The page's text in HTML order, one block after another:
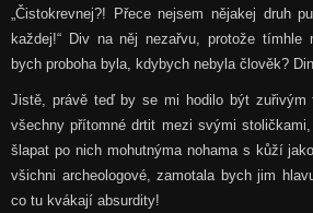
„Čistokrevnej?! Přece nejsem nějakej druh
každej!“ Div na něj nezařvu, protože tímhle
bych proboha byla, kdybych nebyla člověk?
Jistě, právě teď by se mi hodilo být zuřivým
všechny přítomné drtit mezi svými
šlapat po nich mohutnýma nohama s kůží
všichni archeologové, zamotala bych jim
co tu kvákají absurdity!